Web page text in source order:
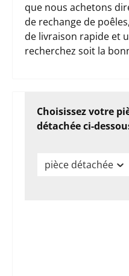
que nous achetons
de rechange de
de livraison rapide et
recherchez soit la
Choisissez votre
détachée ci-
pièce détachée